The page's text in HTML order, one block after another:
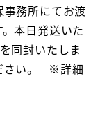
務所にてお渡
本日発送いた
同封いたしま
さい。 ※詳細